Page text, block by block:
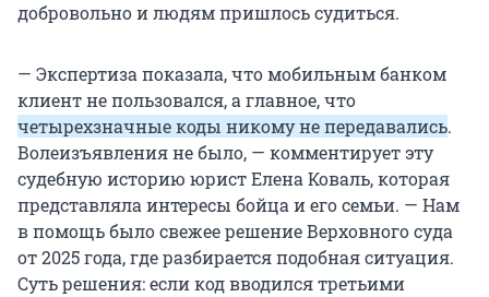
добровольно и людям пришлось судиться.
— Экспертиза показала, что мобильным банком
клиент не пользовался, а главное, что
четырехзначные коды никому не передавались.
Волеизъявления не было, — комментирует эту
судебную историю юрист Елена Коваль, которая
представляла интересы бойца и его семьи. — Нам
в помощь было свежее решение Верховного суда
от 2025 года, где разбирается подобная ситуация.
Суть решения: если код вводился третьими